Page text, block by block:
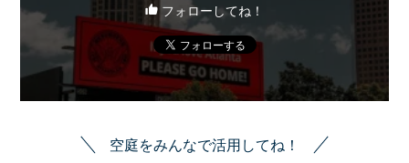
フォローしてね！
空庭をみんなで活用してね！